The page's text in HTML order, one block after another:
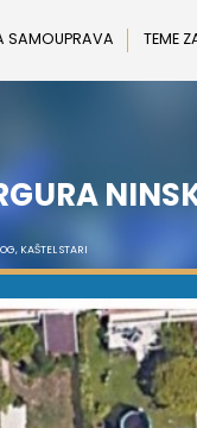
SAMOUPRAVA TEME
KAŠTEL STARI